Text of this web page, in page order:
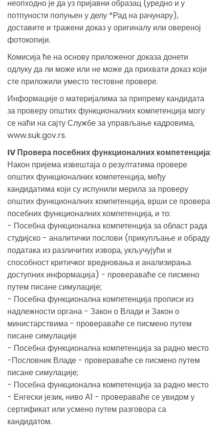
неопходно је да уз пријавни образац (уредно и у
потпуности попуњен у делу *Рад на рачунару),
доставите и тражени доказ у оригиналу или овереној
фотокопији.
Комисија ће на основу приложеног доказа донети
одлуку да ли може или не може да прихвати доказ који
сте приложили уместо тестовне провере.
Информације о материјалима за припрему кандидата
за проверу општих функционалних компетенција могу
се наћи на сајту Службе за управљање кадровима,
www.suk.gov.rs.
IV Провера посебних функционалних компетенција:
Након пријема извештаја о резултатима провере
општих функционалних компетенција, међу
кандидатима који су испунили мерила за проверу
општих функционалних компетенција, врши се провера
посебних функционалних компетенција, и то:
- Посебна функционална компетенција за област рада
студијско - аналитички послови (прикупљање и обраду
података из различитих извора, укључујући и
способност критичког вредновања и анализирања
доступних информација) - провераваће се писмено
путем писане симулације;
- Посебна функционална компетенција прописи из
надлежности органа - Закон о Влади и Закон о
министарствима - провераваће се писмено путем
писане симулације
- Посебна функционална компетенција за радно место
-Пословник Владе - провераваће се писмено путем
писане симулације;
- Посебна функционална компетенција за радно место
- Енгески језик, ниво А1 - провераваће се увидом у
сертификат или усмено путем разговора са
кандидатом.